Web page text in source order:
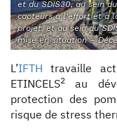
et du SDIS30, au sein
capteurs à l'effort et à
projet, et au sein du
mise en situation –
L’IFTH travaille
ETINCELS2
au
protection des
risque de stress